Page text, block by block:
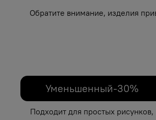
Обратите внимание, изделия
Уменьшенный-30%
Подходит для простых рисунков,